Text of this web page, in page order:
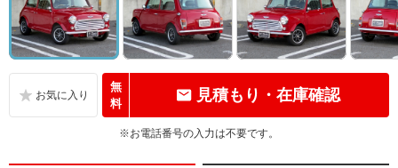
無
料
見積もり・在庫確認
※お電話番号の入力は不要です。